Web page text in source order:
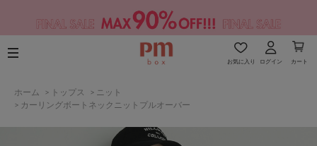
お気に入り ログイン カート
ホーム > トップス > ニット
> カーリングボートネックニットプルオーバー